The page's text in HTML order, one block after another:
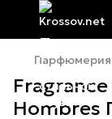
Парфюмерия
Hombres